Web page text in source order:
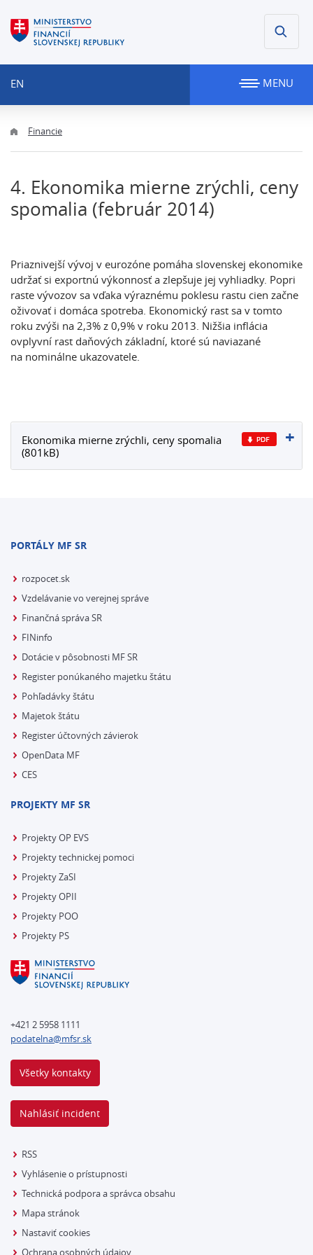
EN MENU
Financie
4. Ekonomika mierne zrýchli, ceny
spomalia (február 2014)
Priaznivejší vývoj v eurozóne pomáha slovenskej ekonomike
udržať si exportnú výkonnosť a zlepšuje jej vyhliadky. Popri
raste vývozov sa vďaka výraznému poklesu rastu cien začne
oživovať i domáca spotreba. Ekonomický rast sa v tomto
roku zvýši na 2,3% z 0,9% v roku 2013. Nižšia inflácia
ovplyvní rast daňových základní, ktoré sú naviazané
na nominálne ukazovatele.
Ekonomika mierne zrýchli, ceny spomalia
(801kB)
PORTÁLY MF SR
rozpocet.sk
Vzdelávanie vo verejnej správe
Finančná správa SR
FINinfo
Dotácie v pôsobnosti MF SR
Register ponúkaného majetku štátu
Pohľadávky štátu
Majetok štátu
Register účtovných závierok
OpenData MF
CES
PROJEKTY MF SR
Projekty OP EVS
Projekty technickej pomoci
Projekty ZaSI
Projekty OPII
Projekty POO
Projekty PS
+421 2 5958 1111
podatelna@mfsr.sk
Všetky kontakty
Nahlásiť incident
RSS
Vyhlásenie o prístupnosti
Technická podpora a správca obsahu
Mapa stránok
Nastaviť cookies
Ochrana osobných údajov